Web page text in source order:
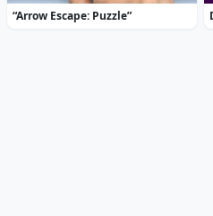
“Arrow Escape: Puzzle”